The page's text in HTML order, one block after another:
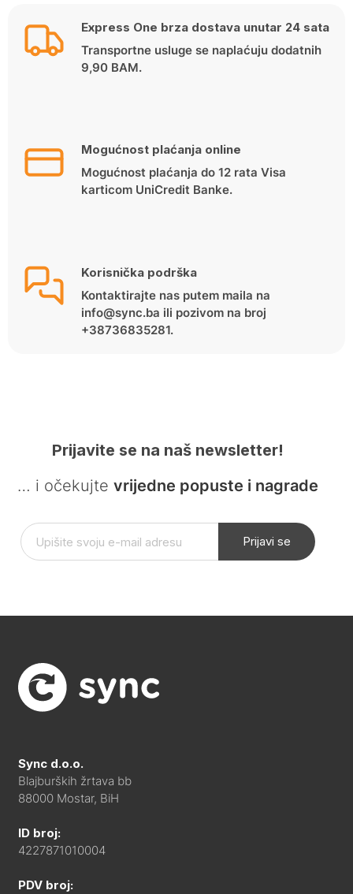
Express One brza dostava unutar 24 sata
Transportne usluge se naplaćuju dodatnih
9,90 BAM.
Mogućnost plaćanja online
Mogućnost plaćanja do 12 rata Visa
karticom UniCredit Banke.
Korisnička podrška
Kontaktirajte nas putem maila na
info@sync.ba ili pozivom na broj
+38736835281.
Prijavite se na naš newsletter!
… i očekujte vrijedne popuste i nagrade
Prijavi se
Sync d.o.o.
Blajburških žrtava bb
88000 Mostar, BiH
ID broj:
4227871010004
PDV broj: